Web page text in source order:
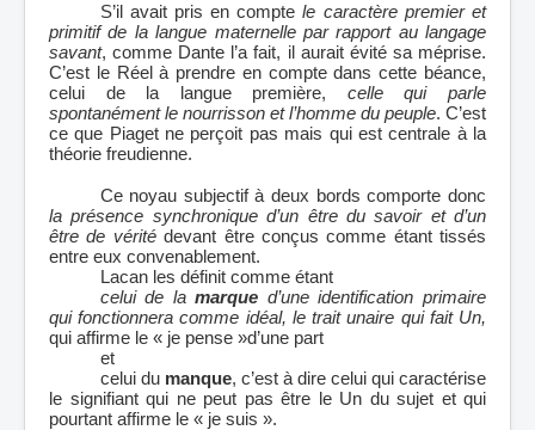
S’il avait pris en comptele caractère premier et
primitif de la langue maternelle par rapport au langage
savant, comme Dante l’a fait, il aurait évité sa méprise.
C’est le Réel à prendre en compte dans cette béance,
celui de la langue première, celle qui parle
spontanément le nourrisson et l’homme du peuple. C’est
ce que Piaget ne perçoit pas mais qui est centrale à la
théorie freudienne.
Ce noyau subjectif à deux bords comporte donc
la présence synchronique d’un être du savoir et d’un
être de véritédevant être conçus comme étant tissés
entre eux convenablement.
Lacan les définit comme étant
celui de lamarque d’une identification primaire
qui fonctionnera comme idéal, le trait unaire qui fait Un,
qui affirme le « je pense »d’une part
et
celui du manque, c’est à dire celui qui caractérise
le signifiant qui ne peut pas être le Un du sujet et qui
pourtant affirme le « je suis ».